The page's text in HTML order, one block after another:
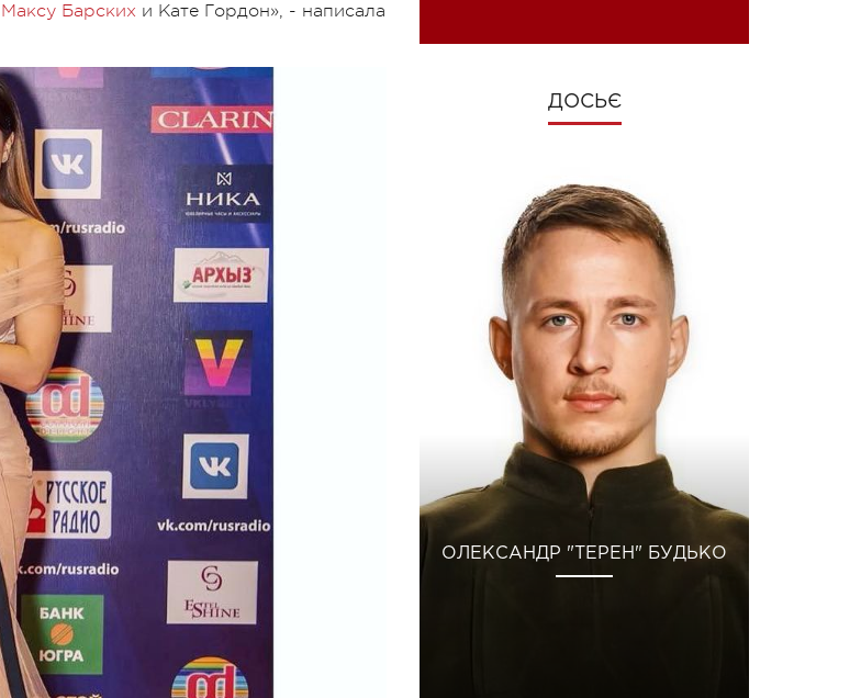
Максу Барских и Кате Гордон», - написала
ДОСЬЄ
ОЛЕКСАНДР "ТЕРЕН" БУДЬКО